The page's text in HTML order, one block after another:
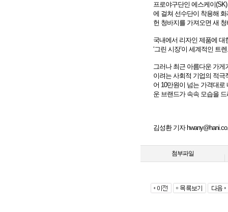
프로야구단인 에스케이
에 걸쳐 선수단이 착용해
헌 청바지를 가져오면 새
국내에서 리자인 제품에
‘그린 시장’이 세계적인 트
그러나 최근 아름다운 가게
이려는 사회적 기업의 적
어 10만원이 넘는 가격대로
운 브랜드가 속속 모습을
김성환 기자
첨부파일